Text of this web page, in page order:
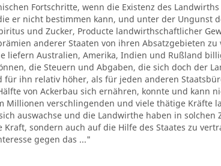
Fortschritte, wenn die Existenz des Landwirths
er nicht bestimmen kann, und unter der Ungunst
und Zucker, Producte landwirthschaftlicher
anderer Staaten von ihren Absatzgebieten
liefern Australien, Amerika, Indien und Rußland
die Steuern und Abgaben, die sich doch der
ihn relativ höher, als für jeden anderen
von Ackerbau sich ernähren, konnte und kann
Millionen verschlingenden und viele thätige Kräfte
auswachse und die Landwirthe haben in solchen
Kraft, sondern auch auf die Hilfe des Staates zu
gegen das ..."